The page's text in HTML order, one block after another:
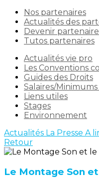
Nos partenaires
Actualités des
Devenir
Tutos partenaires
Actualités vie pro
Les Conventions
Guides des Droits
Salaires/
Liens utiles
Stages
Environnement
Actualités La Presse A
Retour
Le Montage Son